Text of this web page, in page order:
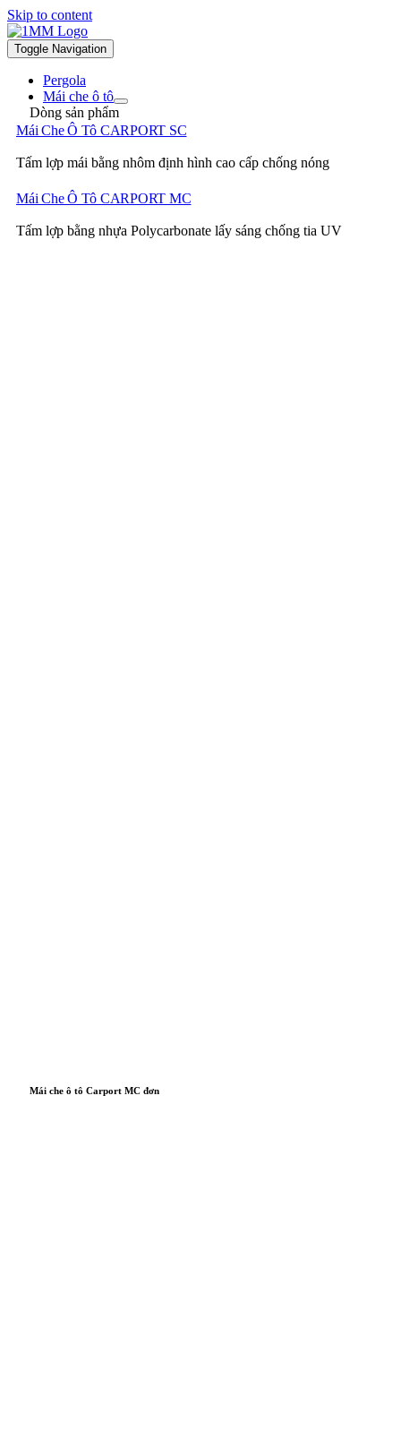
Skip to content
Toggle Navigation
Pergola
Mái che ô tô
Dòng sản phẩm
Mái Che Ô Tô CARPORT SC
Tấm lợp mái bằng nhôm định hình cao cấp chống nóng
Mái Che Ô Tô CARPORT MC
Tấm lợp bằng nhựa Polycarbonate lấy sáng chống tia UV
Mái che ô tô Carport MC đơn